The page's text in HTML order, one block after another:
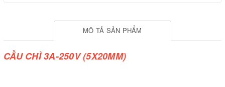
MÔ TẢ SẢN PHẨM
CẦU CHÌ 3A-250V (5X20MM)